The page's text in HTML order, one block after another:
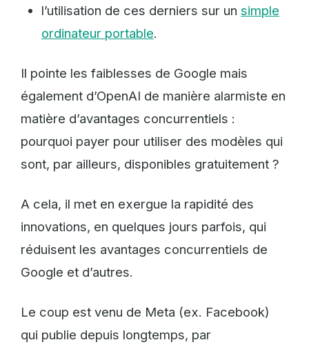
l’utilisation de ces derniers sur un simple
ordinateur portable.
Il pointe les faiblesses de Google mais
également d’OpenAI de manière alarmiste en
matière d’avantages concurrentiels :
pourquoi payer pour utiliser des modèles qui
sont, par ailleurs, disponibles gratuitement ?
A cela, il met en exergue la rapidité des
innovations, en quelques jours parfois, qui
réduisent les avantages concurrentiels de
Google et d’autres.
Le coup est venu de Meta (ex. Facebook)
qui publie depuis longtemps, par